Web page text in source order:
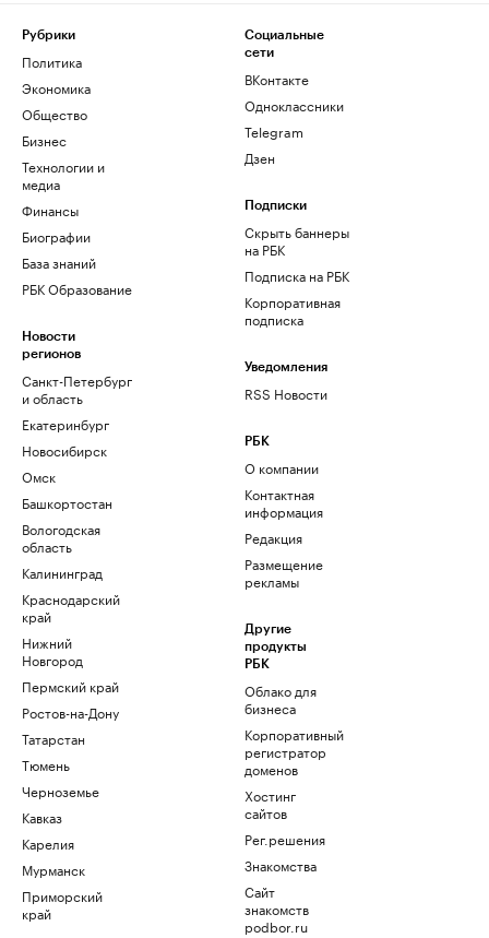
Рубрики
Политика
Экономика
Общество
Бизнес
Технологии и
медиа
Финансы
Биографии
База знаний
РБК Образование
Новости
регионов
Санкт-Петербург
и область
Екатеринбург
Новосибирск
Омск
Башкортостан
Вологодская
область
Калининград
Краснодарский
край
Нижний
Новгород
Пермский край
Ростов-на-Дону
Татарстан
Тюмень
Черноземье
Кавказ
Карелия
Мурманск
Приморский
край
Социальные
сети
ВКонтакте
Одноклассники
Telegram
Дзен
Подписки
Скрыть баннеры
на РБК
Подписка на РБК
Корпоративная
подписка
Уведомления
RSS Новости
РБК
О компании
Контактная
информация
Редакция
Размещение
рекламы
Другие
продукты
РБК
Облако для
бизнеса
Корпоративный
регистратор
доменов
Хостинг
сайтов
Рег.решения
Знакомства
Сайт
знакомств
podbor.ru